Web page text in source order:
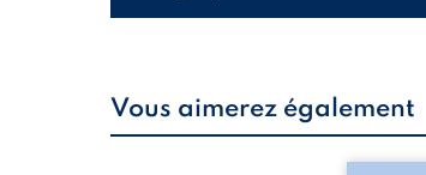
Vous aimerez également